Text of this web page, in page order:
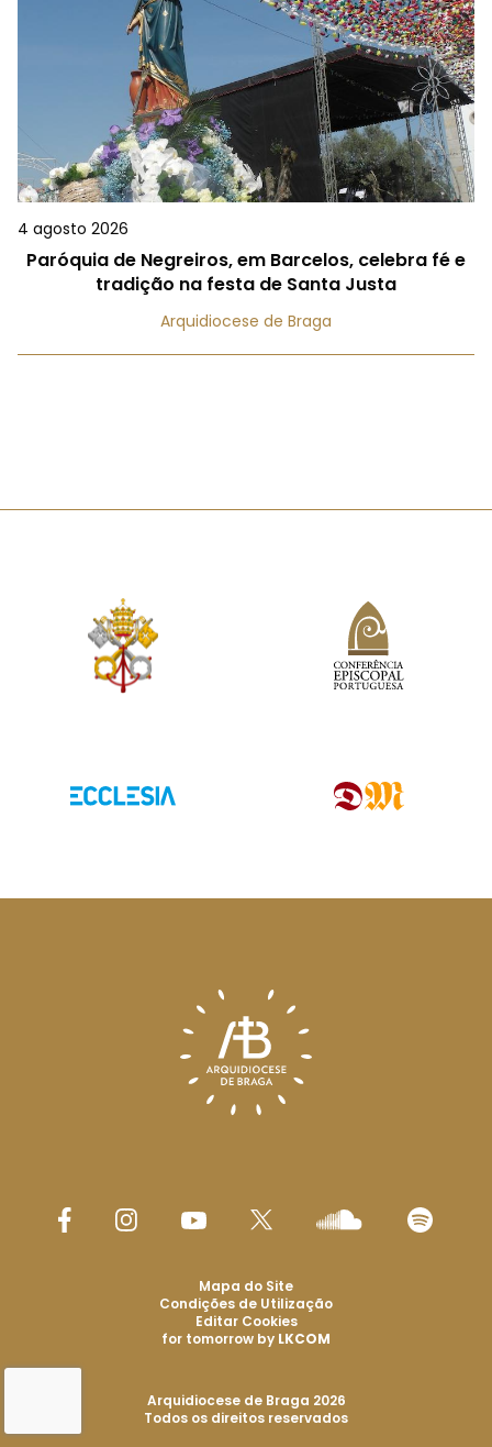
4 agosto 2026
Paróquia de Negreiros, em Barcelos, celebra fé e
tradição na festa de Santa Justa
Arquidiocese de Braga
Arquidiocese de Braga 2026
Todos os direitos reservados
Mapa do Site
Condições de Utilização
Editar Cookies
for tomorrow by LKCOM